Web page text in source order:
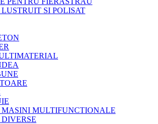
SI POLISAT
MASINI MULTIFUNCTIONALE